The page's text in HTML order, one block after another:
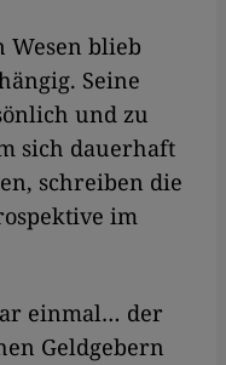
Wesen blieb
Seine
und zu
sich dauerhaft
schreiben die
im
einmal… der
Geldgebern